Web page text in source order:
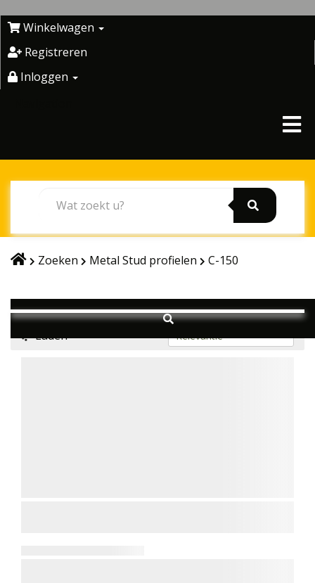
to
content
Winkelwagen
Registreren
Inloggen
Zoeken Metal Stud profielen C-150
Laden